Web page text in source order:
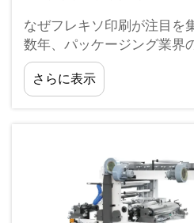
なぜフレキソ印刷が注目を
数年、パッケージング業界
ば、静かではありますが着
ことでしょう。ますます多
ラビア印刷やオフセット印
さらに表示